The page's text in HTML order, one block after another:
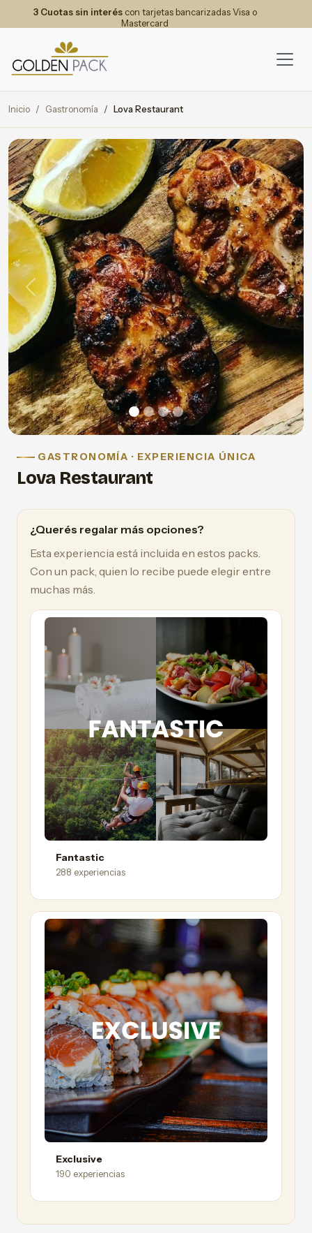
3 Cuotas sin interéscon tarjetas bancarizadas Visa o
Mastercard
Inicio Gastronomía Lova Restaurant
Previous Next
GASTRONOMÍA · EXPERIENCIA ÚNICA
Lova Restaurant
¿Querés regalar más opciones?
Esta experiencia está incluida en estos packs.
Con un pack, quien lo recibe puede elegir entre
muchas más.
Fantastic
288 experiencias
Exclusive
190 experiencias